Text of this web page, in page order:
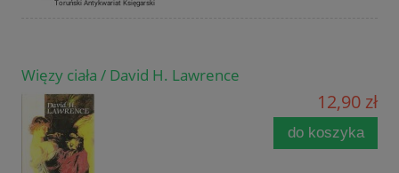
Więzy ciała / David H. Lawrence
12,90 zł
do koszyka